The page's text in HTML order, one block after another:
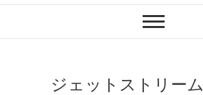
ジェットストリーム